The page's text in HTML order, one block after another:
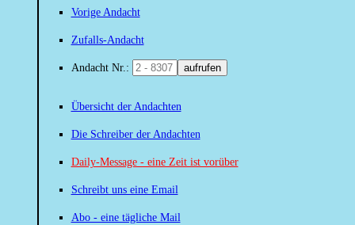
Vorige Andacht
Zufalls-Andacht
Andacht Nr.: aufrufen
Übersicht der Andachten
Die Schreiber der Andachten
Daily-Message - eine Zeit ist vorüber
Schreibt uns eine Email
Abo - eine tägliche Mail